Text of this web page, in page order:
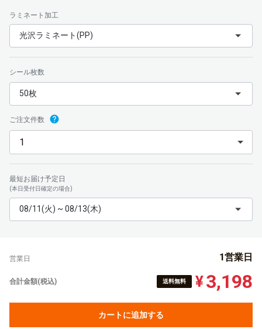
ラミネート加工
光沢ラミネート(PP)
シール枚数
50枚
ご注文件数
最短お届け予定日
(本日受付日確定の場合)
08/11(火) ~ 08/13(木)
営業日 1営業日
合計金額(税込) 送料無料 ¥3,198
カートに追加する